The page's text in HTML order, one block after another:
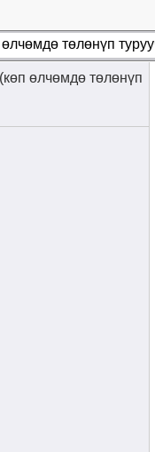
өлчөмдө төлөнүп